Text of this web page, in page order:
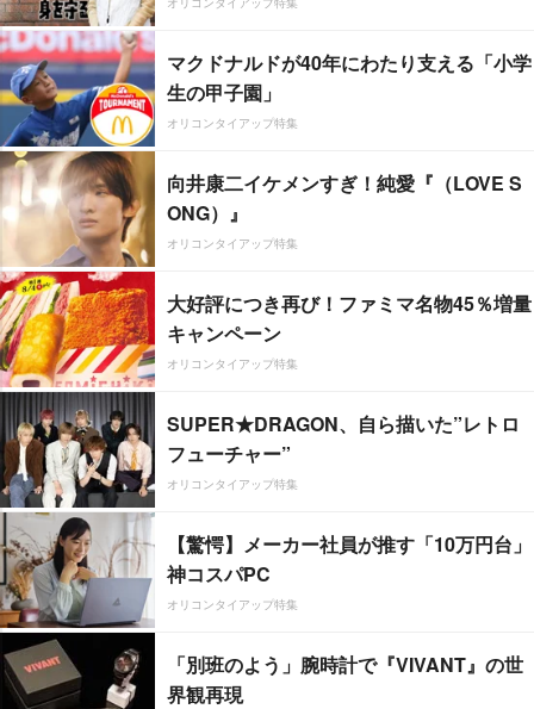
マクドナルドが40年にわたり支える「小学
生の甲子園」
オリコンタイアップ特集
向井康二イケメンすぎ！純愛『（LOVE S
ONG）』
オリコンタイアップ特集
大好評につき再び！ファミマ名物45％増量
キャンペーン
オリコンタイアップ特集
SUPER★DRAGON、自ら描いた”レトロ
フューチャー”
オリコンタイアップ特集
【驚愕】メーカー社員が推す「10万円台」
神コスパPC
オリコンタイアップ特集
「別班のよう」腕時計で『VIVANT』の世
界観再現